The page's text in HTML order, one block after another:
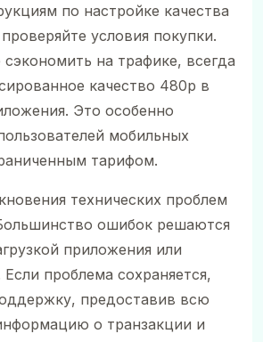
по настройке качества
условия покупки.
на трафике, всегда
качество 480p в
Это особенно
мобильных
тарифом.
технических проблем
ошибок решаются
приложения или
проблема сохраняется,
предоставив всю
о транзакции и